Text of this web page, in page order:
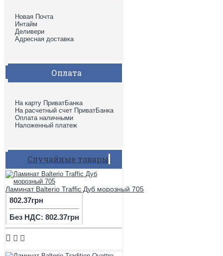
Новая Почта
Интайм
Деливери
Адресная доставка
Оплата
На карту ПриватБанка
На расчетный счет ПриватБанка
Оплата наличными
Наложенный платеж
Случайные товары
Ламинат Balterio Traffic Дуб морозный 705
802.37грн
Без НДС: 802.37грн